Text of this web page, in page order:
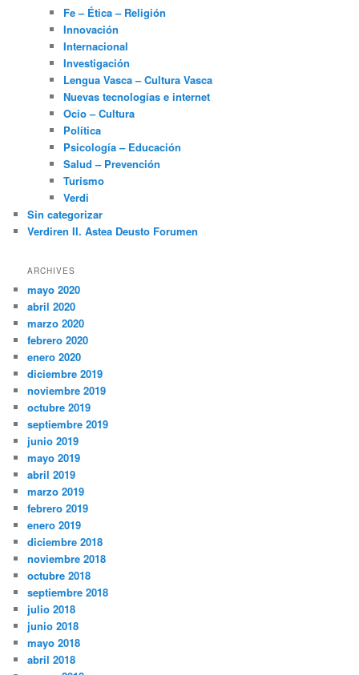
Fe – Ética – Religión
Innovación
Internacional
Investigación
Lengua Vasca – Cultura Vasca
Nuevas tecnologías e internet
Ocio – Cultura
Política
Psicología – Educación
Salud – Prevención
Turismo
Verdi
Sin categorizar
Verdiren II. Astea Deusto Forumen
ARCHIVES
mayo 2020
abril 2020
marzo 2020
febrero 2020
enero 2020
diciembre 2019
noviembre 2019
octubre 2019
septiembre 2019
junio 2019
mayo 2019
abril 2019
marzo 2019
febrero 2019
enero 2019
diciembre 2018
noviembre 2018
octubre 2018
septiembre 2018
julio 2018
junio 2018
mayo 2018
abril 2018